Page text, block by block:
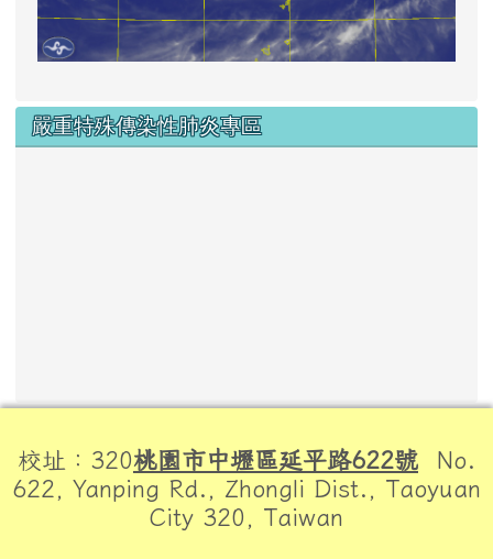
嚴重特殊傳染性肺炎專區
校址：320桃園市中壢區延平路622號 No.
622, Yanping Rd., Zhongli Dist., Taoyuan
City 320, Taiwan